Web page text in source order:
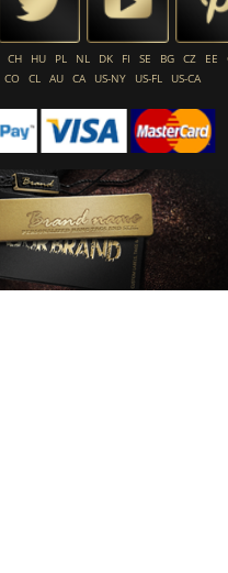
CH HU PL NL DK FI SE BG CZ EE
CO CL AU CA US-NY US-FL US-CA